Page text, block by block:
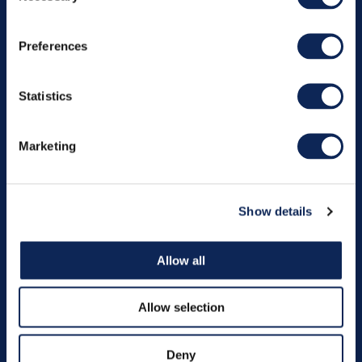
Preferences
Statistics
Marketing
Show details
Allow all
Allow selection
Deny
Kontakt os og hør
mere om hvordan vi
kan hjælpe